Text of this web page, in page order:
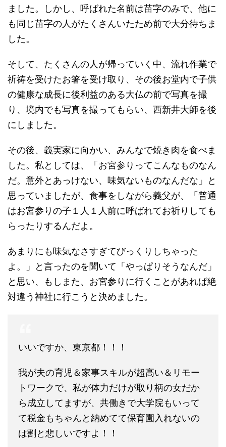
ました。しかし、呼ばれた名前は苗字のみで、他に
も同じ苗字の人がたくさんいたため前で大分待ちま
した。
そして、たくさんの人が帰っていく中、流れ作業で
祈祷を受けたお箸を受け取り、その後お堂内で子供
の健康な成長に後利益のある大仏の前で写真を撮
り、境内でも写真を撮ってもらい、西新井大師を後
にしました。
その後、義実家に向かい、みんなで焼き肉を食べま
した。私としては、「お宮参りってこんなものなん
だ。意外とあっけない、味気ないものなんだな」と
思っていましたが、食事をしながら義父が、「普通
はお宮参りの子１人１人前に呼ばれてお祈りしても
らったりするんだよ。
あまりにも味気なさすぎてびっくりしちゃった
よ。」と言ったのを聞いて「やっぱりそうなんだ」
と思い、もしまた、お宮参りに行くことがあれば絶
対違う神社に行こうと決めました。
いいですか、東京都！！！
我が夫の育児＆家事スキルが超高い＆リモー
トワークで、私が体力だけが取り柄の女だか
ら成立してますが、共働きで大学院もいって
て税金もちゃんと納めてて保育園入れないの
は割と悲しいですよ！！